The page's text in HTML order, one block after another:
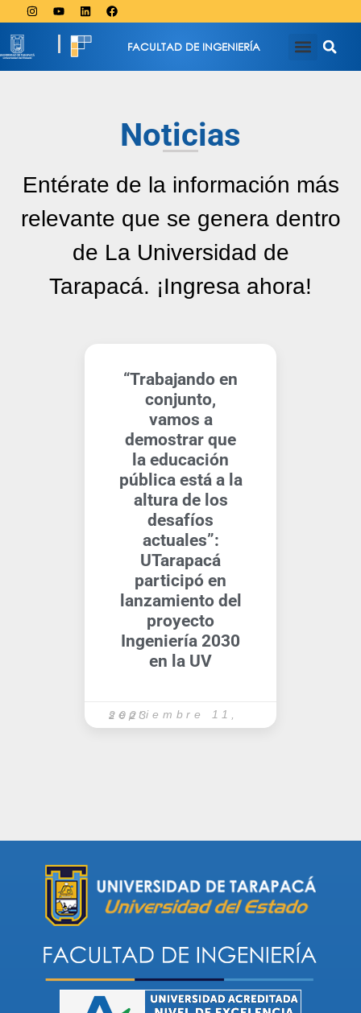
FACULTAD DE INGENIERÍA
Noticias
Entérate de la información más
relevante que se genera dentro
de La Universidad de
Tarapacá. ¡Ingresa ahora!
“Trabajando en
conjunto,
vamos a
demostrar que
la educación
pública está a la
altura de los
desafíos
actuales”:
UTarapacá
participó en
lanzamiento del
proyecto
Ingeniería 2030
en la UV
septiembre 11, 2023